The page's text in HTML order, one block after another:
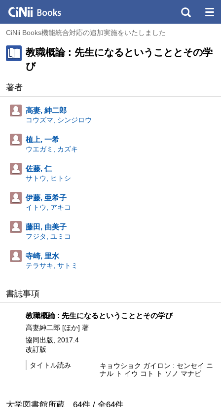
CiNii Books機能統合対応の追加実施をいたしました
教職概論 : 先生になるということとその学
び
著者
高妻, 紳二郎
コウズマ, シンジロウ
植上, 一希
ウエガミ, カズキ
佐藤, 仁
サトウ, ヒトシ
伊藤, 亜希子
イトウ, アキコ
藤田, 由美子
フジタ, ユミコ
寺崎, 里水
テラサキ, サトミ
書誌事項
教職概論 : 先生になるということとその学び
高妻紳二郎 [ほか] 著
協同出版, 2017.4
改訂版
タイトル読み
キョウショク ガイロン : センセイ ニ
ナル ト イウ コト ト ソノ マナビ
大学図書館所蔵 64件 / 全64件